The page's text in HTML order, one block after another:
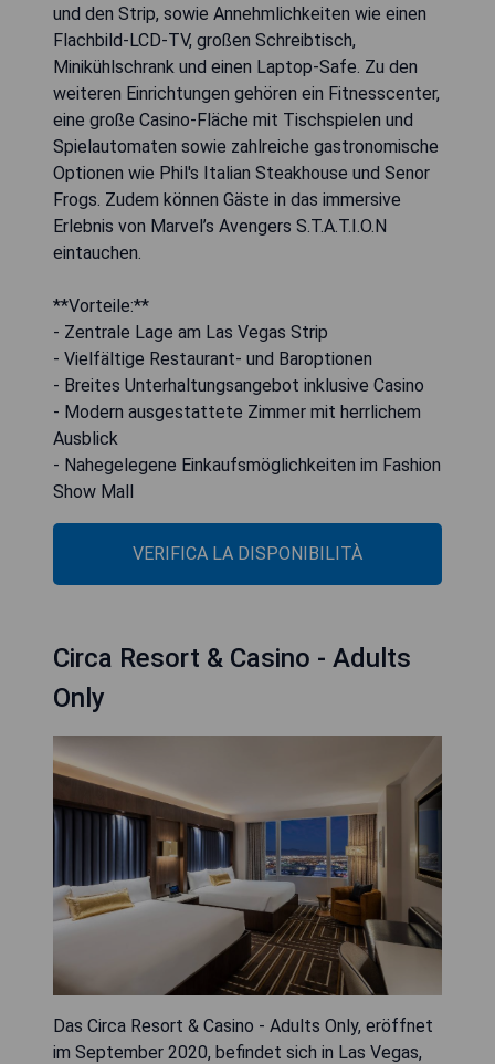
und den Strip, sowie Annehmlichkeiten wie einen
Flachbild-LCD-TV, großen Schreibtisch,
Minikühlschrank und einen Laptop-Safe. Zu den
weiteren Einrichtungen gehören ein Fitnesscenter,
eine große Casino-Fläche mit Tischspielen und
Spielautomaten sowie zahlreiche gastronomische
Optionen wie Phil's Italian Steakhouse und Senor
Frogs. Zudem können Gäste in das immersive
Erlebnis von Marvel’s Avengers S.T.A.T.I.O.N
eintauchen.
**Vorteile:**
- Zentrale Lage am Las Vegas Strip
- Vielfältige Restaurant- und Baroptionen
- Breites Unterhaltungsangebot inklusive Casino
- Modern ausgestattete Zimmer mit herrlichem
Ausblick
- Nahegelegene Einkaufsmöglichkeiten im Fashion
Show Mall
VERIFICA LA DISPONIBILITÀ
Circa Resort & Casino - Adults
Only
Das Circa Resort & Casino - Adults Only, eröffnet
im September 2020, befindet sich in Las Vegas,